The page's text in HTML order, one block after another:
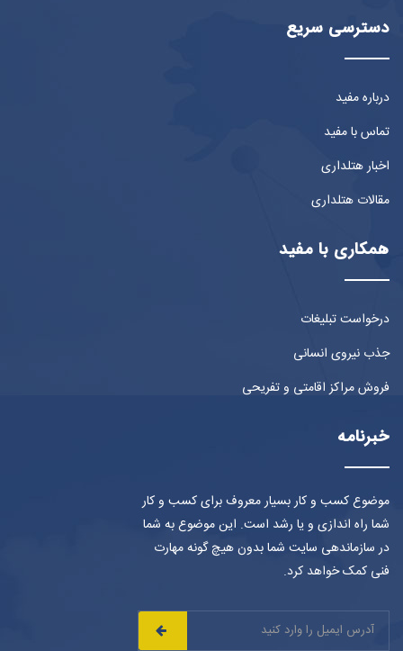
دسترسی سریع
درباره مفید
تماس با مفید
اخبار هتلداری
مقالات هتلداری
همکاری با مفید
درخواست تبلیغات
جذب نیروی انسانی
فروش مراکز اقامتی و تفریحی
خبرنامه
موضوع کسب و کار بسیار معروف برای کسب و کار
شما راه اندازی و یا رشد است. این موضوع به شما
در سازماندهی سایت شما بدون هیچ گونه مهارت
فنی کمک خواهد کرد.